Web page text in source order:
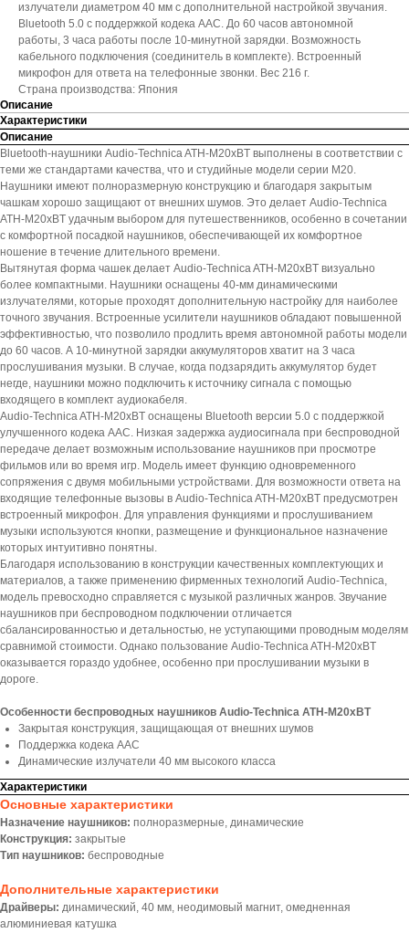
излучатели диаметром 40 мм с дополнительной настройкой звучания.
Bluetooth 5.0 с поддержкой кодека AAC. До 60 часов автономной
работы, 3 часа работы после 10-минутной зарядки. Возможность
кабельного подключения (соединитель в комплекте). Встроенный
микрофон для ответа на телефонные звонки. Вес 216 г.
Страна производства: Япония
Описание
Характеристики
Описание
Bluetooth-наушники Audio-Technica ATH-M20xBT выполнены в соответствии с
теми же стандартами качества, что и студийные модели серии M20.
Наушники имеют полноразмерную конструкцию и благодаря закрытым
чашкам хорошо защищают от внешних шумов. Это делает Audio-Technica
ATH-M20xBT удачным выбором для путешественников, особенно в сочетании
с комфортной посадкой наушников, обеспечивающей их комфортное
ношение в течение длительного времени.
Вытянутая форма чашек делает Audio-Technica ATH-M20xBT визуально
более компактными. Наушники оснащены 40-мм динамическими
излучателями, которые проходят дополнительную настройку для наиболее
точного звучания. Встроенные усилители наушников обладают повышенной
эффективностью, что позволило продлить время автономной работы модели
до 60 часов. А 10-минутной зарядки аккумуляторов хватит на 3 часа
прослушивания музыки. В случае, когда подзарядить аккумулятор будет
негде, наушники можно подключить к источнику сигнала с помощью
входящего в комплект аудиокабеля.
Audio-Technica ATH-M20xBT оснащены Bluetooth версии 5.0 с поддержкой
улучшенного кодека AAC. Низкая задержка аудиосигнала при беспроводной
передаче делает возможным использование наушников при просмотре
фильмов или во время игр. Модель имеет функцию одновременного
сопряжения с двумя мобильными устройствами. Для возможности ответа на
входящие телефонные вызовы в Audio-Technica ATH-M20xBT предусмотрен
встроенный микрофон. Для управления функциями и прослушиванием
музыки используются кнопки, размещение и функциональное назначение
которых интуитивно понятны.
Благодаря использованию в конструкции качественных комплектующих и
материалов, а также применению фирменных технологий Audio-Technica,
модель превосходно справляется с музыкой различных жанров. Звучание
наушников при беспроводном подключении отличается
сбалансированностью и детальностью, не уступающими проводным моделям
сравнимой стоимости. Однако пользование Audio-Technica ATH-M20xBT
оказывается гораздо удобнее, особенно при прослушивании музыки в
дороге.
Особенности беспроводных наушников Audio-Technica ATH-M20xBT
Закрытая конструкция, защищающая от внешних шумов
Поддержка кодека AAC
Динамические излучатели 40 мм высокого класса
Характеристики
Основные характеристики
Назначение наушников: полноразмерные, динамические
Конструкция: закрытые
Тип наушников: беспроводные
Дополнительные характеристики
Драйверы: динамический, 40 мм, неодимовый магнит, омедненная
алюминиевая катушка